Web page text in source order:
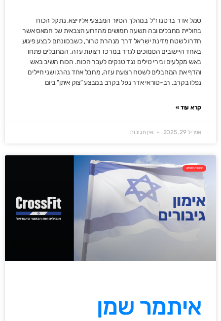
סמל אדר ברסנו ז״ל במהלך הסיור המבצעי אליו יצא, נתקל הכוח
בחוליית מחבלים ובה תשעה חמושים מהזרוע הצבאית של חמאס אשר
חדרו לשטח מדינת ישראל דרך מנהרת טרור, כשבכוונתם לבצע פיגוע
באחד היישובים הסמוכים לגדר במרכז רצועת עזה. המחבלים פתחו
באש מקלעים ובירי טילים נגד טנקים לעבר הכוח. הכוח השיב באש
והדף את המחבלים לשטח רצועת עזה, מחבל אחד נהרג ושני חיילים
נפלו בקרב. רב-טוראי אדר נפל בקרב במבצע "צוק איתן" ביום
קרא עוד »
אפריל 29, 2025 אין תגובות
אימוני גיבורים
איתמר שמן